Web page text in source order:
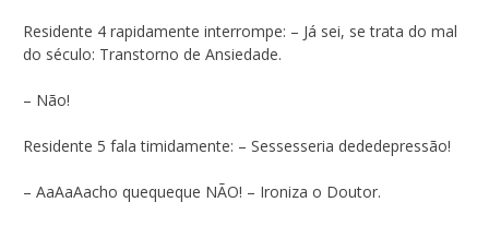
Residente 4 rapidamente interrompe: – Já sei, se trata do mal
do século: Transtorno de Ansiedade.
– Não!
Residente 5 fala timidamente: – Sessesseria dededepressão!
– AaAaAacho quequeque NÃO! – Ironiza o Doutor.